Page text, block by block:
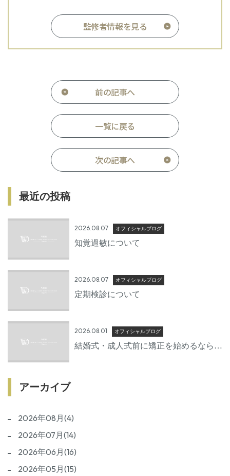
監修者情報を見る
前の記事へ
一覧に戻る
次の記事へ
最近の投稿
2026.08.07 オフィシャルブログ
知覚過敏について
2026.08.07 オフィシャルブログ
定期検診について
2026.08.01 オフィシャルブログ
結婚式・成人式前に矯正を始めるならい
アーカイブ
2026年08月(4)
2026年07月(14)
2026年06月(16)
2026年05月(15)